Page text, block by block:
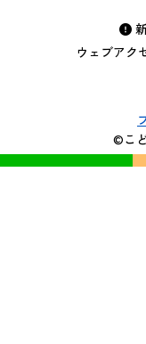
ウェブアク
©こ